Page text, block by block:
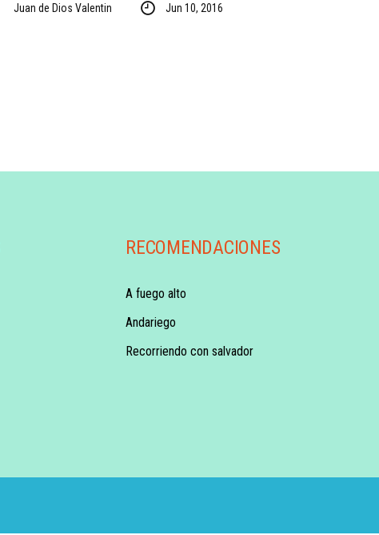
Juan de Dios Valentin Jun 10, 2016
RECOMENDACIONES
A fuego alto
Andariego
Recorriendo con salvador